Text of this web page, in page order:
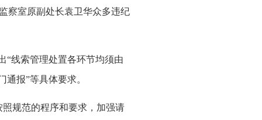
察室原副处长袁卫华众多违纪
“线索管理处置各环节均须由
报”等具体要求。
规范的程序和要求，加强请